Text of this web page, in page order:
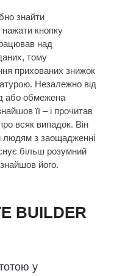
знайти
нажати кнопку
над
тому
прихованих знижок
Незалежно від
або обмежена
її – і прочитав
всяк випадок. Він
людям з заощадженні
більш розумний
його.
BUILDER
у